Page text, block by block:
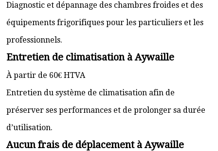
Diagnostic et dépannage des chambres froides et des
équipements frigorifiques pour les particuliers et les
professionnels.
Entretien de climatisation à Aywaille
À partir de 60€ HTVA
Entretien du système de climatisation afin de
préserver ses performances et de prolonger sa durée
d’utilisation.
Aucun frais de déplacement à Aywaille